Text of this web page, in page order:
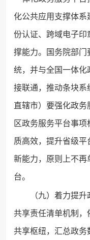
化公共应用支撑体
份认证、跨域电子印
撑能力。国务院部门
统，并与全国一体化
接联通，推动条块系
直辖市）要强化政
区政务服务平台事
质高效，提升省级平
新能力，原则上不再
台。
（九）着力提
共享责任清单机制，
共享枢纽，汇总政务